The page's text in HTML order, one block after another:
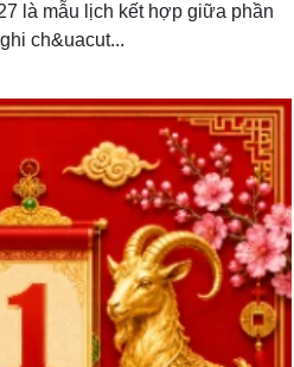
là mẫu lịch kết hợp giữa phần
ch&uacut...